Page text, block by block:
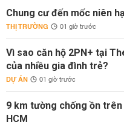
Chung cư đến mốc niên
THỊ TRƯỜNG 01 giờ trước
Vì sao căn hộ 2PN+ tại
của nhiều gia đình trẻ?
DỰ ÁN 01 giờ trước
9 km tường chống ồn
HCM